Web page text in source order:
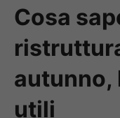
Cosa
autunno,
utili